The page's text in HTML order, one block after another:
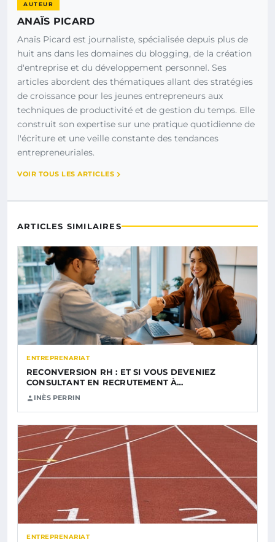
AUTEUR
ANAÏS PICARD
Anaïs Picard est journaliste, spécialisée depuis plus de
huit ans dans les domaines du blogging, de la création
d'entreprise et du développement personnel. Ses
articles abordent des thématiques allant des stratégies
de croissance pour les jeunes entrepreneurs aux
techniques de productivité et de gestion du temps. Elle
construit son expertise sur une pratique quotidienne de
l'écriture et une veille constante des tendances
entrepreneuriales.
VOIR TOUS LES ARTICLES
ARTICLES SIMILAIRES
ENTREPRENARIAT
RECONVERSION RH : ET SI VOUS DEVENIEZ
CONSULTANT EN RECRUTEMENT À…
INÈS PERRIN
ENTREPRENARIAT